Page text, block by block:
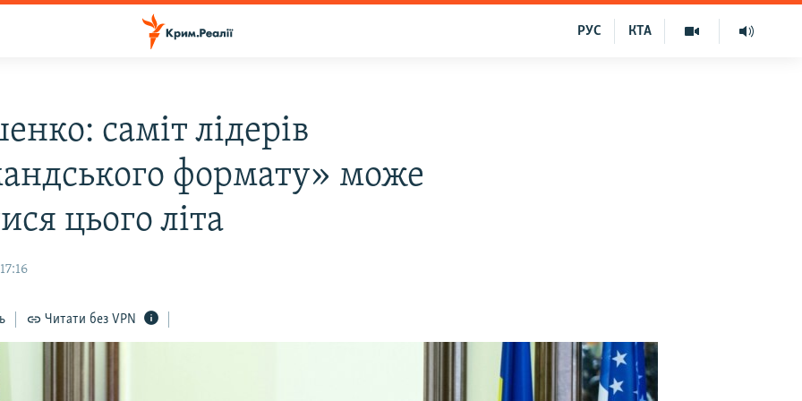
КТА
РУС
саміт лідерів
формату» може
цього літа
Читати без VPN